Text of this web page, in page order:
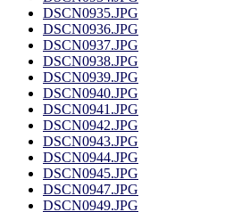
DSCN0935.JPG
DSCN0936.JPG
DSCN0937.JPG
DSCN0938.JPG
DSCN0939.JPG
DSCN0940.JPG
DSCN0941.JPG
DSCN0942.JPG
DSCN0943.JPG
DSCN0944.JPG
DSCN0945.JPG
DSCN0947.JPG
DSCN0949.JPG